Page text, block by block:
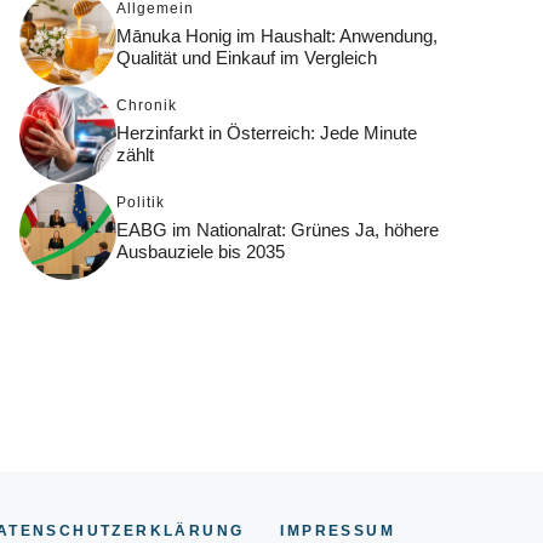
Allgemein
Mānuka Honig im Haushalt: Anwendung,
Qualität und Einkauf im Vergleich
Chronik
Herzinfarkt in Österreich: Jede Minute
zählt
Politik
EABG im Nationalrat: Grünes Ja, höhere
Ausbauziele bis 2035
IMPRESSUM